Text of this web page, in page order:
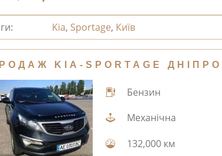
Kia, Sportage, Київ
KIA-SPORTAGE ДНІПРО
Бензин
Механічна
132,000 км